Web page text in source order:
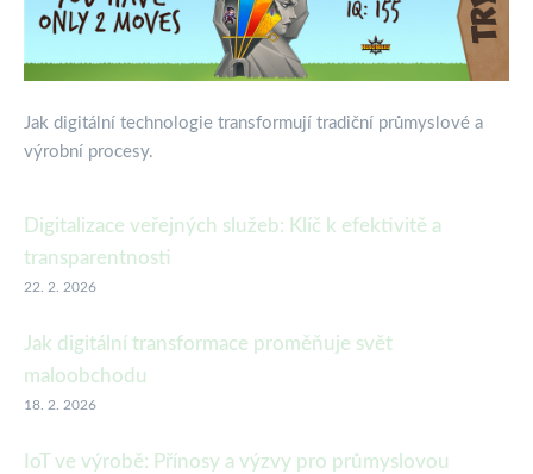
Jak digitální technologie transformují tradiční průmyslové a
výrobní procesy.
Digitalizace veřejných služeb: Klíč k efektivitě a
transparentnosti
22. 2. 2026
Jak digitální transformace proměňuje svět
maloobchodu
18. 2. 2026
IoT ve výrobě: Přínosy a výzvy pro průmyslovou